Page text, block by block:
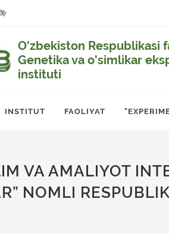
O'zbekiston Respublikasi
Genetika va o'simlikar
instituti
INSTITUT FAOLIYAT
VA AMALIYOT
NOMLI